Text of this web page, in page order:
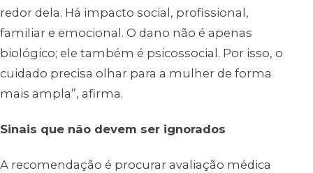
redor dela. Há impacto social, profissional,
familiar e emocional. O dano não é apenas
biológico; ele também é psicossocial. Por isso, o
cuidado precisa olhar para a mulher de forma
mais ampla”, afirma.
Sinais que não devem ser ignorados
A recomendação é procurar avaliação médica